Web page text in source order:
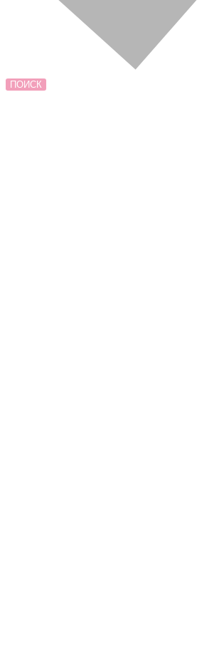
ПОИСК